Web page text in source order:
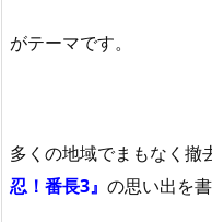
がテーマです。
多くの地域でまもなく撤
忍！番長3』 の思い出を書